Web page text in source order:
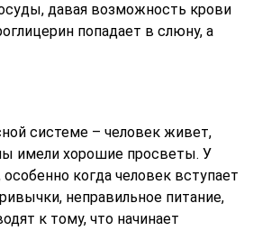
давая возможность крови
попадает в слюну, а
системе – человек живет,
имели хорошие просветы. У
когда человек вступает
неправильное питание,
к тому, что начинает